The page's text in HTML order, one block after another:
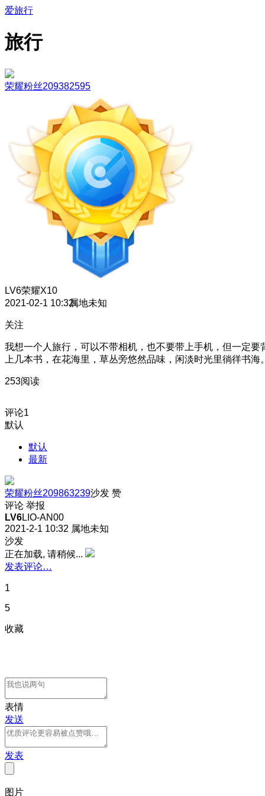
爱旅行
旅行
荣耀粉丝209382595
LV6荣耀X10
2021-02-1 10:32属地未知
关注
我想一个人旅行，可以不带相机，也不要带上手机，但一定要
上几本书，在花海里，草丛旁悠然品味，闲淡时光里徜徉书海
253阅读
评论1
默认
默认
最新
荣耀粉丝209863239沙发 赞
评论 举报
LV6LIO-AN00
2021-2-1 10:32 属地未知
沙发
正在加载, 请稍候...
发表评论…
1
5
收藏
表情
发送
发表
图片